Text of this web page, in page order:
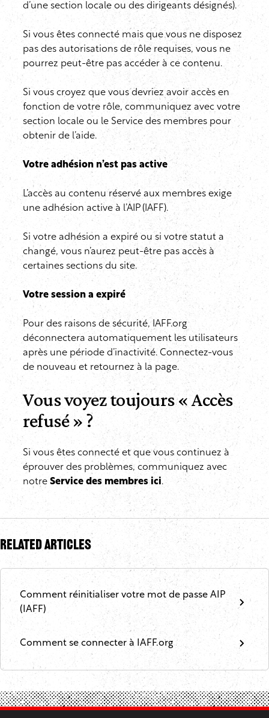
d’une section locale ou des dirigeants désignés).
Si vous êtes connecté mais que vous ne disposez
pas des autorisations de rôle requises, vous ne
pourrez peut-être pas accéder à ce contenu.
Si vous croyez que vous devriez avoir accès en
fonction de votre rôle, communiquez avec votre
section locale ou le Service des membres pour
obtenir de l’aide.
Votre adhésion n’est pas active
L’accès au contenu réservé aux membres exige
une adhésion active à l’AIP (IAFF).
Si votre adhésion a expiré ou si votre statut a
changé, vous n’aurez peut-être pas accès à
certaines sections du site.
Votre session a expiré
Pour des raisons de sécurité, IAFF.org
déconnectera automatiquement les utilisateurs
après une période d’inactivité. Connectez-vous
de nouveau et retournez à la page.
Vous voyez toujours « Accès
refusé » ?
Si vous êtes connecté et que vous continuez à
éprouver des problèmes, communiquez avec
notre Service des membres ici.
Related Articles
Comment réinitialiser votre mot de passe AIP
(IAFF)
Comment se connecter à IAFF.org